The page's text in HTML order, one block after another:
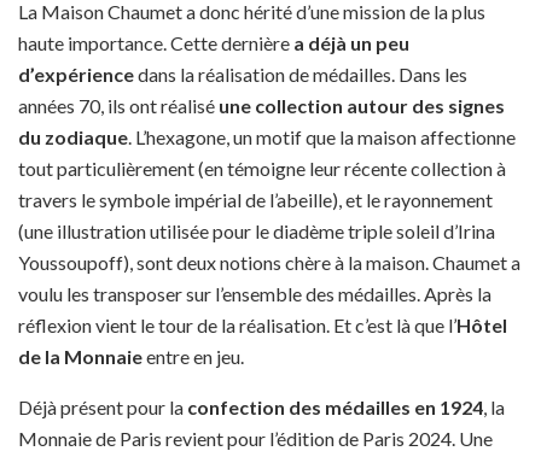
La Maison Chaumet a donc hérité d’une mission de la plus
haute importance. Cette dernière a déjà un peu
d’expériencedans la réalisation de médailles. Dans les
années 70, ils ont réalisé une collection autour des signes
du zodiaque . L’hexagone, un motif que la maison affectionne
tout particulièrement (en témoigne leur récente collection à
travers le symbole impérial de l’abeille), et le rayonnement
(une illustration utilisée pour le diadème triple soleil d’Irina
Youssoupoff), sont deux notions chère à la maison. Chaumet a
voulu les transposer sur l’ensemble des médailles. Après la
réflexion vient le tour de la réalisation. Et c’est là que l’Hôtel
de la Monnaieentre en jeu.
Déjà présent pour la confection des médailles en 1924 , la
Monnaie de Paris revient pour l’édition de Paris 2024. Une